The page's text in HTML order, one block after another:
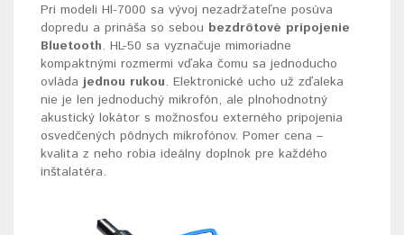
Pri modeli Hl-7000 sa vývoj nezadržateľne posúva
dopredu a prináša so sebou bezdrôtové pripojenie
Bluetooth. HL-50 sa vyznačuje mimoriadne
kompaktnými rozmermi vďaka čomu sa jednoducho
ovláda jednou rukou. Elektronické ucho už zďaleka
nie je len jednoduchý mikrofón, ale plnohodnotný
akustický lokátor s možnosťou externého pripojenia
osvedčených pôdnych mikrofónov. Pomer cena –
kvalita z neho robia ideálny doplnok pre každého
inštalatéra.